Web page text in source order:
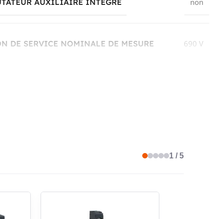
DE SERVICE NOMINALE DE MESURE 690 V
Appareil complet dans un boîtier
1 / 5